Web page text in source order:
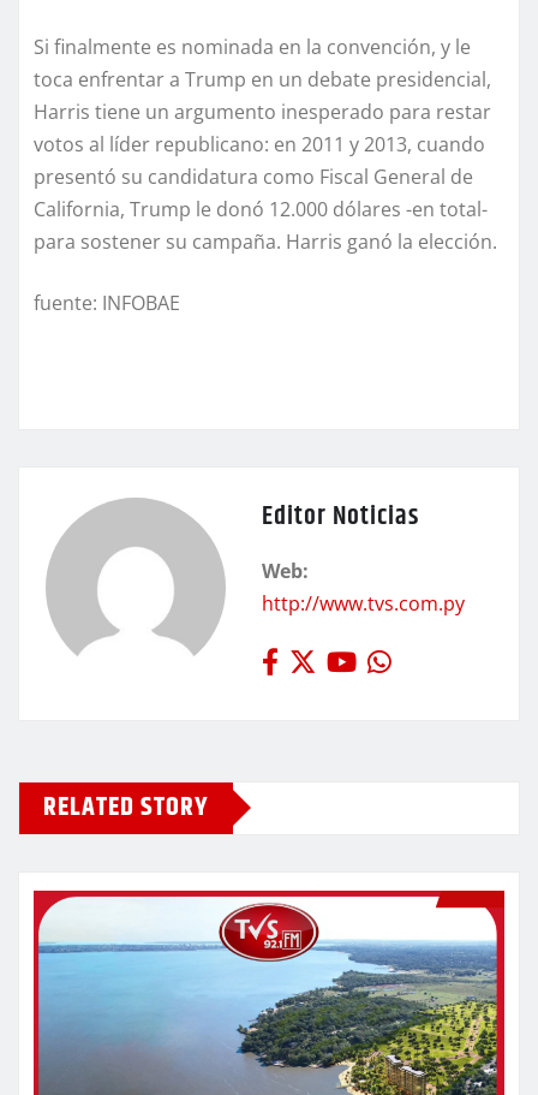
Si finalmente es nominada en la convención, y le
toca enfrentar a Trump en un debate presidencial,
Harris tiene un argumento inesperado para restar
votos al líder republicano: en 2011 y 2013, cuando
presentó su candidatura como Fiscal General de
California, Trump le donó 12.000 dólares -en total-
para sostener su campaña. Harris ganó la elección.
fuente: INFOBAE
Editor Noticias
Web:
http://www.tvs.com.py
RELATED STORY